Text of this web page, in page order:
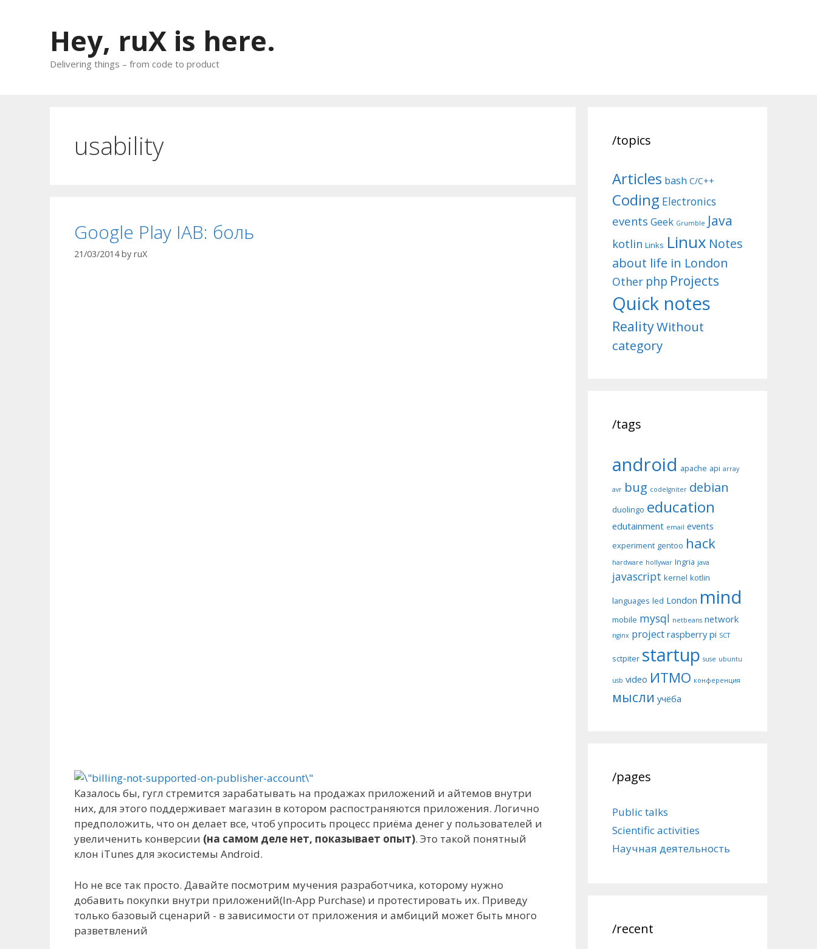
Hey, ruX is here.
Delivering things – from code to product
usability
Google Play IAB: боль
21/03/2014 by ruX
Казалось бы, гугл стремится зарабатывать на продажах приложений и айтемов внутри
них, для этого поддерживает магазин в котором распостраняются приложения. Логично
предположить, что он делает все, чтоб упросить процесс приёма денег у пользователей и
увеличенить конверсии (на самом деле нет, показывает опыт). Это такой понятный
клон iTunes для экосистемы Android.
Но не все так просто. Давайте посмотрим мучения разработчика, которому нужно
добавить покупки внутри приложений(In-App Purchase) и протестировать их. Приведу
только базовый сценарий - в зависимости от приложения и амбиций может быть много
разветвлений
/topics
Articles bash C/C++
Coding Electronics
events Geek Grumble Java
kotlin Links Linux Notes
about life in London
Other php Projects
Quick notes
RealityWithout
category
/tags
android apache api array
avr bug codeIgniter debian
duolingo education
edutainment email events
experiment gentoo hack
hardware hollywar Ingria java
javascript kernel kotlin
languages led London mind
mobile mysql netbeans network
nginx project raspberry pi SCT
sctpiter startup suse ubuntu
usb video ИТМО конференция
мысли учёба
/pages
Public talks
Scientific activities
Научная деятельность
/recent